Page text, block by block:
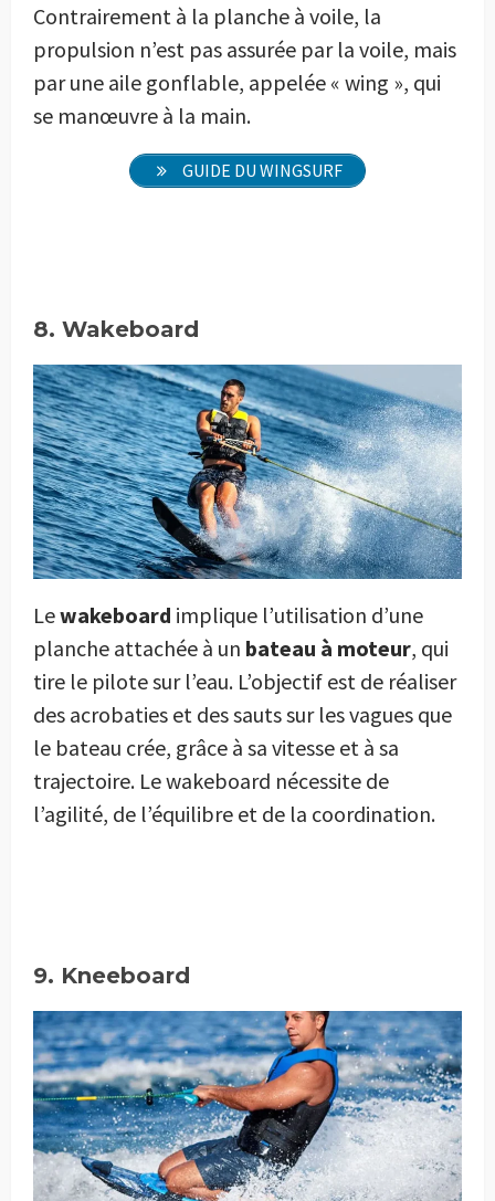
Contrairement à la planche à voile, la
propulsion n’est pas assurée par la voile, mais
par une aile gonflable, appelée « wing », qui
se manœuvre à la main.
GUIDE DU WINGSURF
8. Wakeboard
Lewakeboard implique l’utilisation d’une
planche attachée à un bateau à moteur, qui
tire le pilote sur l’eau. L’objectif est de réaliser
des acrobaties et des sauts sur les vagues que
le bateau crée, grâce à sa vitesse et à sa
trajectoire. Le wakeboard nécessite de
l’agilité, de l’équilibre et de la coordination.
9. Kneeboard